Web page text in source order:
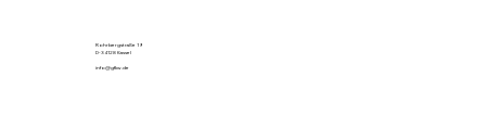
Rohrbergstraße 19
D-34128 Kassel
info@gfkw.de